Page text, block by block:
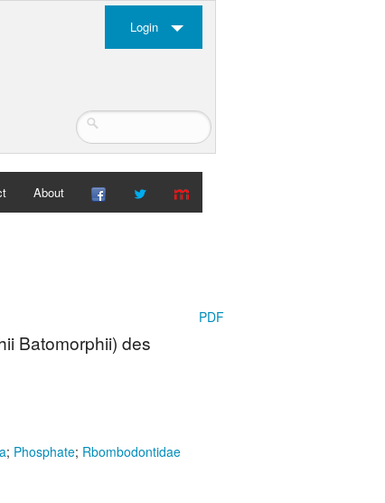
Login
About
Batomorphii) des
; Phosphate; Rbombodontidae
PDF